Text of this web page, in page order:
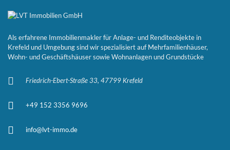
Als erfahrene Immobilienmakler für Anlage- und Renditeobjekte in
Krefeld und Umgebung sind wir spezialisiert auf Mehrfamilienhäuser,
Wohn- und Geschäftshäuser sowie Wohnanlagen und Grundstücke
Friedrich-Ebert-Straße 33, 47799 Krefeld
+49 152 3356 9696
info@lvt-immo.de